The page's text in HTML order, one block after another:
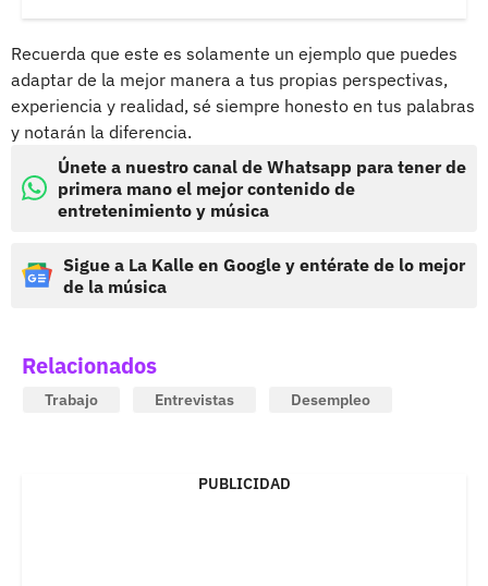
Recuerda que este es solamente un ejemplo que puedes
adaptar de la mejor manera a tus propias perspectivas,
experiencia y realidad, sé siempre honesto en tus palabras
y notarán la diferencia.
Únete a nuestro canal de Whatsapp para tener de
primera mano el mejor contenido de
entretenimiento y música
Sigue a La Kalle en Google y entérate de lo mejor
de la música
Relacionados
Trabajo Entrevistas Desempleo
PUBLICIDAD